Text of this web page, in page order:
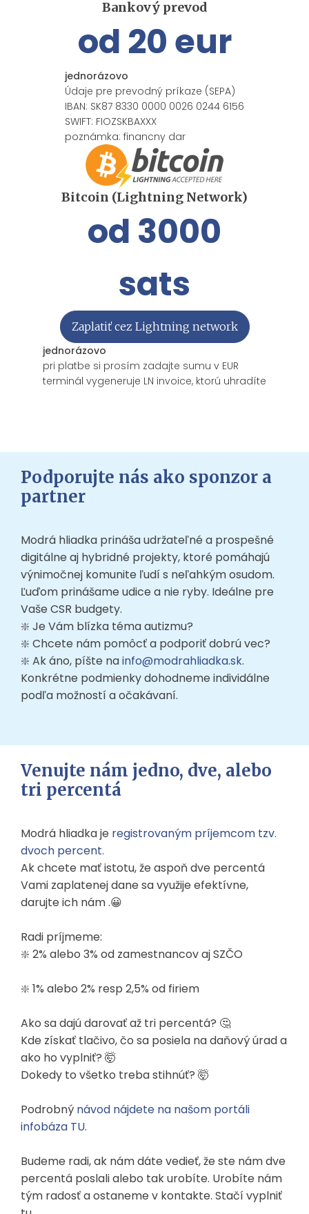
Bankový prevod
od 20 eur
jednorázovo
Údaje pre prevodný príkaze (SEPA)
IBAN: SK87 8330 0000 0026 0244 6156
SWIFT: FIOZSKBAXXX
poznámka: financny dar
Bitcoin (Lightning Network)
od 3000
sats
Zaplatiť cez Lightning network
jednorázovo
pri platbe si prosím zadajte sumu v EUR
terminál vygeneruje LN invoice, ktorú uhradíte
Podporujte nás ako sponzor a
partner
Modrá hliadka prináša udržateľné a prospešné
digitálne aj hybridné projekty, ktoré pomáhajú
výnimočnej komunite ľudí s neľahkým osudom.
Ľuďom prinášame udice a nie ryby. Ideálne pre
Vaše CSR budgety.
❇️ Je Vám blízka téma autizmu?
❇️ Chcete nám pomôcť a podporiť dobrú vec?
❇️ Ak áno, píšte nainfo@modrahliadka.sk.
Konkrétne podmienky dohodneme individálne
podľa možností a očakávaní.
Venujte nám jedno, dve, alebo
tri percentá
Modrá hliadka je registrovaným príjemcom tzv.
dvoch percent.
Ak chcete mať istotu, že aspoň dve percentá
Vami zaplatenej dane sa využije efektívne,
darujte ich nám .😀
Radi príjmeme:
❇️ 2% alebo 3% od zamestnancov aj SZČO
❇️ 1% alebo 2% resp 2,5% od firiem
Ako sa dajú darovať až tri percentá? 🤔
Kde získať tlačivo, čo sa posiela na daňový úrad a
ako ho vyplniť? 🤯
Dokedy to všetko treba stihnúť? 🤯
Podrobný návod nájdete na našom portáli
infobáza TU.
Budeme radi, ak nám dáte vedieť, že ste nám dve
percentá poslali alebo tak urobíte. Urobíte nám
tým radosť a ostaneme v kontakte. Stačí vyplniť